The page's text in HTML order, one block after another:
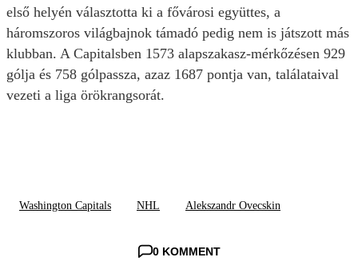
első helyén választotta ki a fővárosi együttes, a
háromszoros világbajnok támadó pedig nem is játszott más
klubban. A Capitalsben 1573 alapszakasz-mérkőzésen 929
gólja és 758 gólpassza, azaz 1687 pontja van, találataival
vezeti a liga örökrangsorát.
Washington Capitals NHL Alekszandr Ovecskin
0 KOMMENT